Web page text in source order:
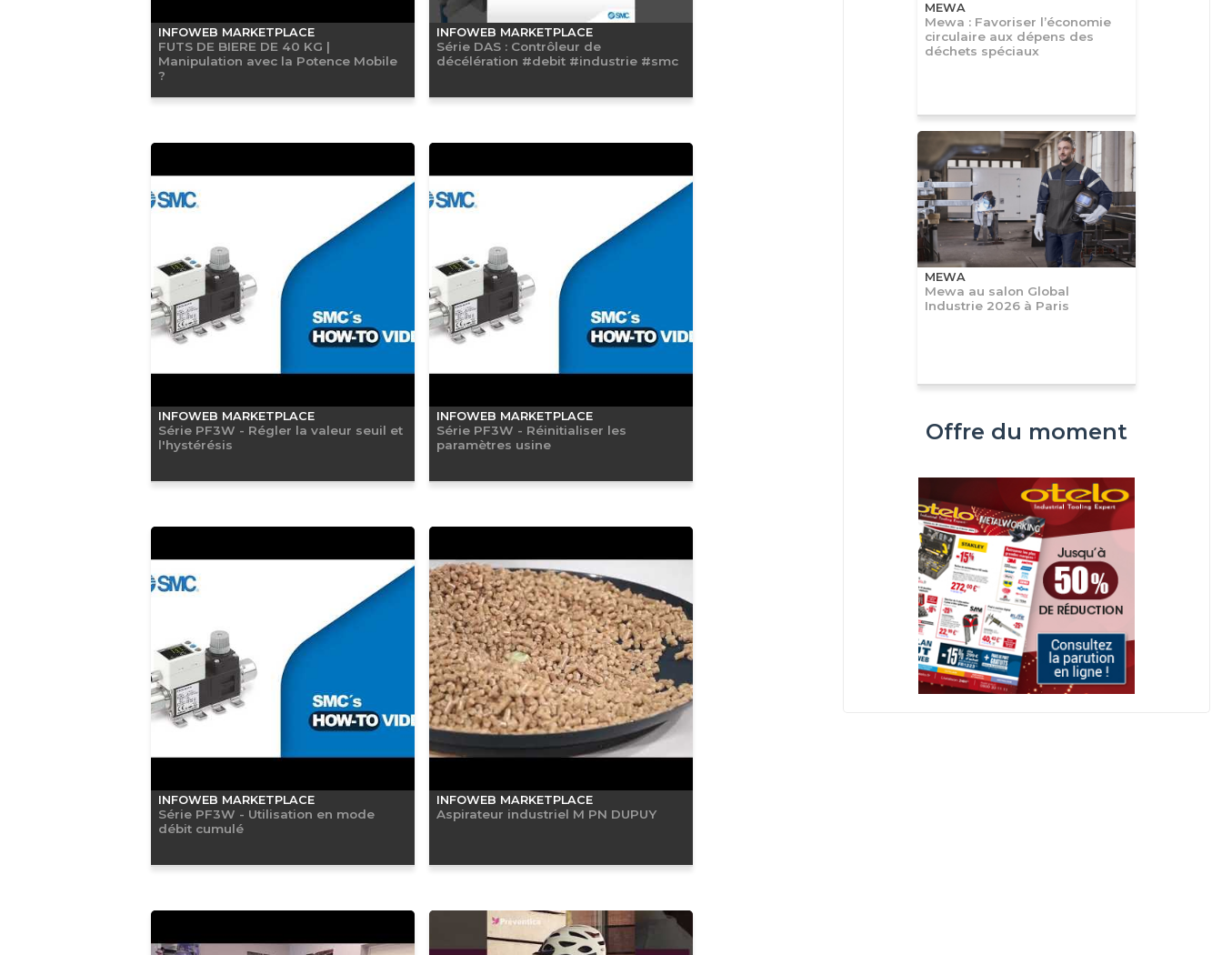
INFOWEB MARKETPLACE
FUTS DE BIERE DE 40 KG |
Manipulation avec la Potence Mobile
?
INFOWEB MARKETPLACE
Série DAS : Contrôleur de
décélération #debit #industrie #smc
INFOWEB MARKETPLACE
Série PF3W - Régler la valeur seuil et
l'hystérésis
INFOWEB MARKETPLACE
Série PF3W - Réinitialiser les
paramètres usine
INFOWEB MARKETPLACE
Série PF3W - Utilisation en mode
débit cumulé
INFOWEB MARKETPLACE
Aspirateur industriel M PN DUPUY
MEWA
Mewa : Favoriser l’économie
circulaire aux dépens des
déchets spéciaux
MEWA
Mewa au salon Global
Industrie 2026 à Paris
Offre du moment